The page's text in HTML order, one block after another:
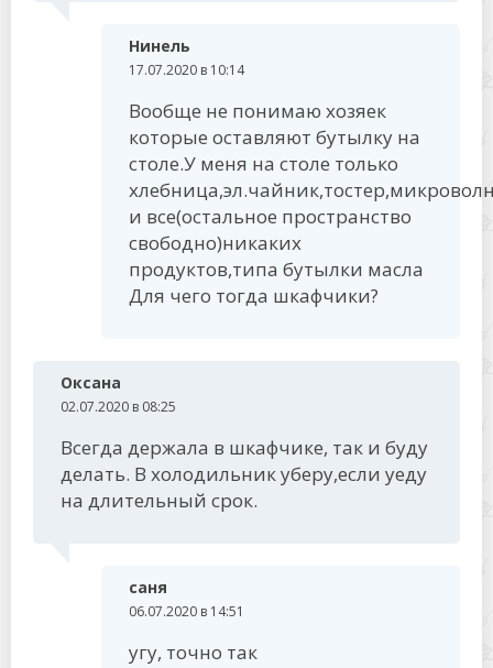
Нинель
17.07.2020 в 10:14
Вообще не понимаю хозяек
которые оставляют бутылку на
столе.У меня на столе только
и все(остальное пространство
свободно)никаких
продуктов,типа бутылки масла
Для чего тогда шкафчики?
Оксана
02.07.2020 в 08:25
Всегда держала в шкафчике, так и буду
делать. В холодильник уберу,если уеду
на длительный срок.
саня
06.07.2020 в 14:51
угу, точно так